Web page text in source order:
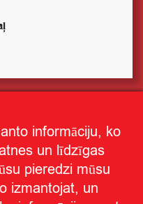
informāciju, ko
un līdzīgas
pieredzi mūsu
izmantojat, un